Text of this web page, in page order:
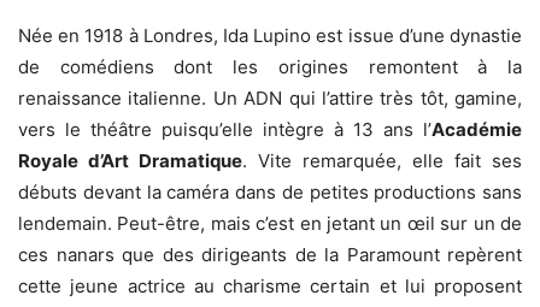
Née en 1918 à Londres, Ida Lupino est issue d’une dynastie
de comédiens dont les origines remontent à la
renaissance italienne. Un ADN qui l’attire très tôt, gamine,
vers le théâtre puisqu’elle intègre à 13 ans l’Académie
Royale d’Art Dramatique. Vite remarquée, elle fait ses
débuts devant la caméra dans de petites productions sans
lendemain. Peut-être, mais c’est en jetant un œil sur un de
ces nanars que des dirigeants de la Paramount repèrent
cette jeune actrice au charisme certain et lui proposent